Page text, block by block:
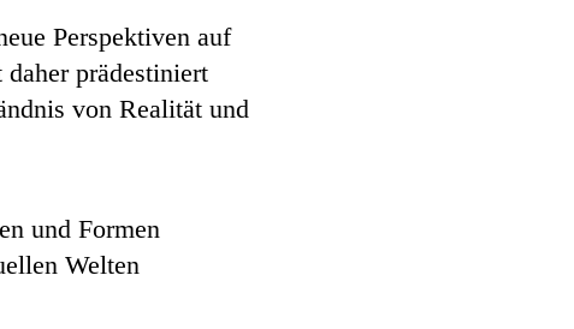
Perspektiven auf
prädestiniert
von Realität und
und Formen
Welten